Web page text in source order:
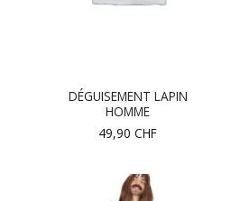
DÉGUISEMENT LAPIN
HOMME
49,90 CHF